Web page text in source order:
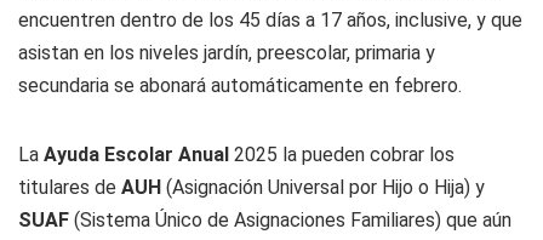
encuentren dentro de los 45 días a 17 años, inclusive, y que
asistan en los niveles jardín, preescolar, primaria y
secundaria se abonará automáticamente en febrero.
La Ayuda Escolar Anual 2025 la pueden cobrar los
titulares de AUH (Asignación Universal por Hijo o Hija) y
SUAF (Sistema Único de Asignaciones Familiares) que aún